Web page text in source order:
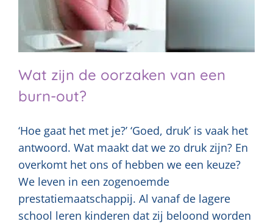
Wat zijn de oorzaken van een
burn-out?
‘Hoe gaat het met je?’ ‘Goed, druk’ is vaak het
antwoord. Wat maakt dat we zo druk zijn? En
overkomt het ons of hebben we een keuze?
We leven in een zogenoemde
prestatiemaatschappij. Al vanaf de lagere
school leren kinderen dat zij beloond worden